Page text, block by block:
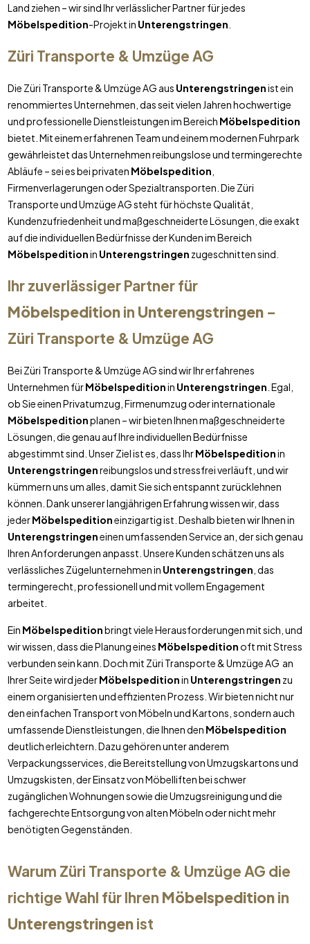
Land ziehen – wir sind Ihr verlässlicher Partner für jedes
Möbelspedition-Projekt in Unterengstringen
Züri Transporte & Umzüge AG
Die Züri Transporte & Umzüge AG aus Unterengstringenist ein
renommiertes Unternehmen, das seit vielen Jahren hochwertige
und professionelle Dienstleistungen im Bereich Möbelspedition
bietet. Mit einem erfahrenen Team und einem modernen Fuhrpark
gewährleistet das Unternehmen reibungslose und termingerechte
Abläufe – sei es bei privaten Möbelspedition
Firmenverlagerungen oder Spezialtransporten. Die Züri
Transporte und Umzüge AG steht für höchste Qualität,
Kundenzufriedenheit und maßgeschneiderte Lösungen, die exakt
auf die individuellen Bedürfnisse der Kunden im Bereich
Möbelspeditionin Unterengstringen zugeschnitten sind.
Ihr zuverlässiger Partner für
Möbelspeditionin Unterengstringen–
Züri Transporte & Umzüge AG
Bei Züri Transporte & Umzüge AG sind wir Ihr erfahrenes
Unternehmen fürMöbelspeditionin Unterengstringen . Egal,
ob Sie einen Privatumzug, Firmenumzug oder internationale
Möbelspeditionplanen – wir bieten Ihnen maßgeschneiderte
Lösungen, die genau auf Ihre individuellen Bedürfnisse
abgestimmt sind. Unser Ziel ist es, dass IhrMöbelspeditionin
Unterengstringenreibungslos und stressfrei verläuft, und wir
kümmern uns um alles, damit Sie sich entspannt zurücklehnen
können. Dank unserer langjährigen Erfahrung wissen wir, dass
jederMöbelspeditioneinzigartig ist. Deshalb bieten wir Ihnen in
Unterengstringeneinen umfassenden Service an, der sich genau
Ihren Anforderungen anpasst. Unsere Kunden schätzen uns als
verlässliches Zügelunternehmen in Unterengstringen , das
termingerecht, professionell und mit vollem Engagement
arbeitet.
Ein Möbelspeditionbringt viele Herausforderungen mit sich, und
wir wissen, dass die Planung eines Möbelspeditionoft mit Stress
verbunden sein kann. Doch mit Züri Transporte & Umzüge AG an
Ihrer Seite wird jederMöbelspeditionin Unterengstringen zu
einem organisierten und effizienten Prozess. Wir bieten nicht nur
den einfachen Transport von Möbeln und Kartons, sondern auch
umfassende Dienstleistungen, die Ihnen den Möbelspedition
deutlich erleichtern. Dazu gehören unter anderem
Verpackungsservices, die Bereitstellung von Umzugskartons und
Umzugskisten, der Einsatz von Möbelliften bei schwer
zugänglichen Wohnungen sowie die Umzugsreinigung und die
fachgerechte Entsorgung von alten Möbeln oder nicht mehr
benötigten Gegenständen.
Warum Züri Transporte & Umzüge AG die
richtige Wahl für Ihren Möbelspeditionin
Unterengstringenist